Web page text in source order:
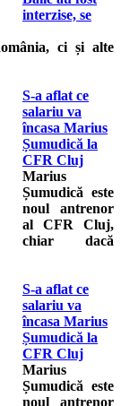
interzise, se
ci și alte
S-a aflat ce
salariu va
încasa Marius
Șumudică la
CFR Cluj
Marius
Șumudică este
noul antrenor
al CFR Cluj,
chiar dacă
S-a aflat ce
salariu va
încasa Marius
Șumudică la
CFR Cluj
Marius
Șumudică este
noul antrenor